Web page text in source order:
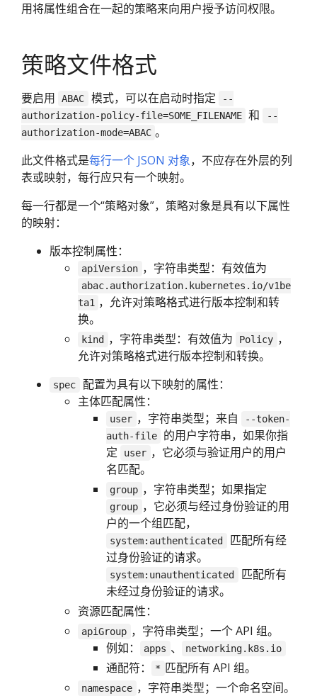
用将属性组合在一起的策略来向用户授予访问权限。
策略文件格式
要启用 ABAC 模式，可以在启动时指定
--
authorization-policy-file=SOME_FILENAME 和
--
authorization-mode=ABAC 。
此文件格式是每行一个 JSON 对象，不应存在外层的列
表或映射，每行应只有一个映射。
每一行都是一个“策略对象”，策略对象是具有以下属性
的映射：
版本控制属性：
apiVersion ，字符串类型：有效值为
abac.authorization.kubernetes.io/v1be
ta1 ，允许对策略格式进行版本控制和转
换。
kind ，字符串类型：有效值为 Policy ，
允许对策略格式进行版本控制和转换。
spec
配置为具有以下映射的属性：
主体匹配属性：
user ，字符串类型；来自
--token-
auth-file
的用户字符串，如果你指
定
user ，它必须与验证用户的用户
名匹配。
group ，字符串类型；如果指定
group ，它必须与经过身份验证的用
户的一个组匹配，
system:authenticated
匹配所有经
过身份验证的请求。
system:unauthenticated
匹配所有
未经过身份验证的请求。
资源匹配属性：
apiGroup ，字符串类型；一个 API 组。
例如：
apps 、 networking.k8s.io
通配符： * 匹配所有 API 组。
namespace ，字符串类型；一个命名空间。